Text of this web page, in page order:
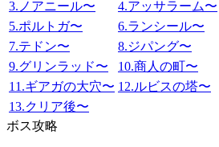
3.ノアニール〜
4.アッサラーム〜
5.ポルトガ〜
6.ランシール〜
7.テドン〜
8.ジパング〜
9.グリンラッド〜
10.商人の町〜
11.ギアガの大穴〜 12.ルビスの塔〜
13.クリア後〜
ボス攻略